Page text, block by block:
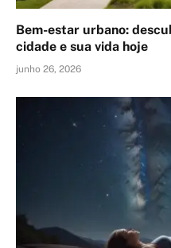
Bem-estar urbano:
cidade e sua vida hoje
junho 26, 2026